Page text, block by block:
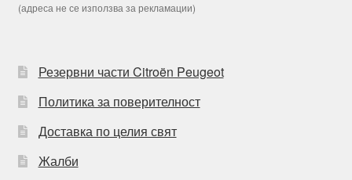
(адреса не се използва за рекламации)
Резервни части Citroën Peugeot
Политика за поверителност
Доставка по целия свят
Жалби